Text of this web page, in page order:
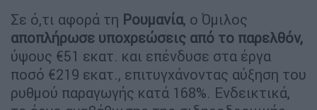
Σε ό,τι αφορά τη Ρουμανία, ο Όμιλος
αποπλήρωσε υποχρεώσεις από το παρελθόν,
ύψους €51 εκατ. και επένδυσε στα έργα
ποσό €219 εκατ., επιτυγχάνοντας αύξηση του
ρυθμού παραγωγής κατά 168%. Ενδεικτικά,